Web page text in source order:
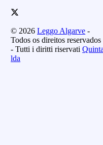
© 2026Leggo Algarve -
Todos os direitos reservados
- Tutti i diritti riservati
lda